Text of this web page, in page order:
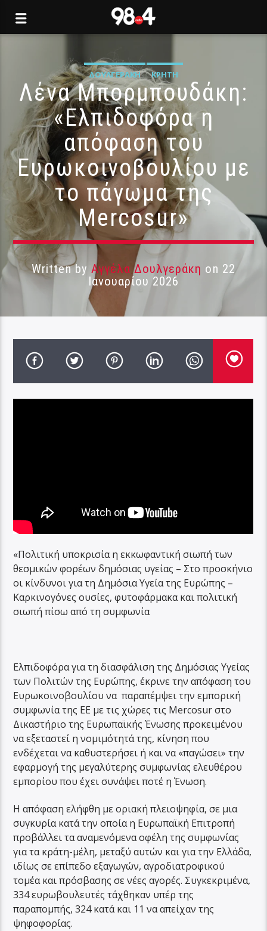
ΔΟΥΛΓΕΡΆΚΗ ΚΡΉΤΗ
Λένα Μπορμπουδάκη:
«Ελπιδοφόρα η
απόφαση του
Ευρωκοινοβουλίου με
το πάγωμα της
Mercosur»
Written by Αγγέλα Δουλγεράκη on 22
Ιανουαρίου 2026
«Πολιτική υποκρισία η εκκωφαντική σιωπή των
θεσμικών φορέων δημόσιας υγείας – Στο προσκήνιο
οι κίνδυνοι για τη Δημόσια Υγεία της Ευρώπης –
Καρκινογόνες ουσίες, φυτοφάρμακα και πολιτική
σιωπή πίσω από τη συμφωνία
Ελπιδοφόρα για τη διασφάλιση της Δημόσιας Υγείας
των Πολιτών της Ευρώπης, έκρινε την απόφαση του
Ευρωκοινοβουλίου να παραπέμψει την εμπορική
συμφωνία της ΕΕ με τις χώρες τις Mercosur στο
Δικαστήριο της Ευρωπαϊκής Ένωσης προκειμένου
να εξεταστεί η νομιμότητά της, κίνηση που
ενδέχεται να καθυστερήσει ή και να «παγώσει» την
εφαρμογή της μεγαλύτερης συμφωνίας ελευθέρου
εμπορίου που έχει συνάψει ποτέ η Ένωση.
Η απόφαση ελήφθη με οριακή πλειοψηφία, σε μια
συγκυρία κατά την οποία η Ευρωπαϊκή Επιτροπή
προβάλλει τα αναμενόμενα οφέλη της συμφωνίας
για τα κράτη-μέλη, μεταξύ αυτών και για την Ελλάδα,
ιδίως σε επίπεδο εξαγωγών, αγροδιατροφικού
τομέα και πρόσβασης σε νέες αγορές. Συγκεκριμένα,
334 ευρωβουλευτές τάχθηκαν υπέρ της
παραπομπής, 324 κατά και 11 να απείχαν της
ψηφοφορίας.